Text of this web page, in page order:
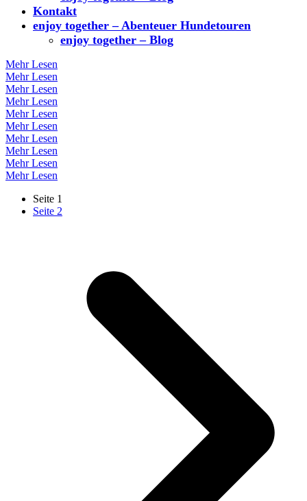
Kontakt
enjoy together – Abenteuer Hundetouren
enjoy together – Blog
Mehr Lesen
Mehr Lesen
Mehr Lesen
Mehr Lesen
Mehr Lesen
Mehr Lesen
Mehr Lesen
Mehr Lesen
Mehr Lesen
Mehr Lesen
Seite 1
Seite 2